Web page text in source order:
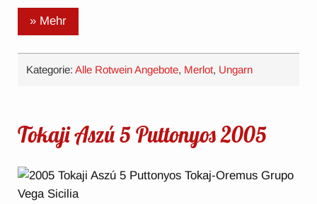
» Mehr
Kategorie:Alle Rotwein Angebote, Merlot, Ungarn
Tokaji Aszú 5 Puttonyos 2005